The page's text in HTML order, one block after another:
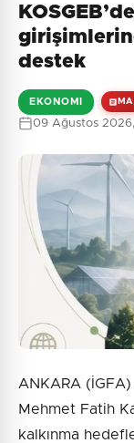
destek
EKONOMI
09 Ağustos 2026,
ANKARA
Mehmet Fatih
kalkınma